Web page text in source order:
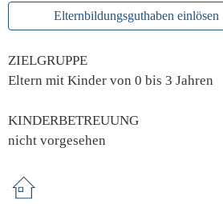
Elternbildungsguthaben einlösen
ZIELGRUPPE
Eltern mit Kinder von 0 bis 3 Jahren
KINDERBETREUUNG
nicht vorgesehen